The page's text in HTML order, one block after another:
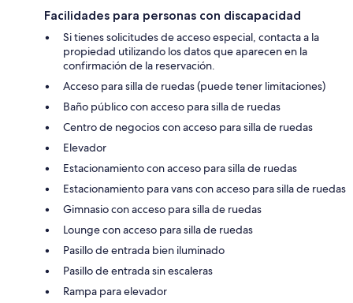
Facilidades para personas con discapacidad
Si tienes solicitudes de acceso especial, contacta a la
propiedad utilizando los datos que aparecen en la
confirmación de la reservación.
Acceso para silla de ruedas (puede tener limitaciones)
Baño público con acceso para silla de ruedas
Centro de negocios con acceso para silla de ruedas
Elevador
Estacionamiento con acceso para silla de ruedas
Estacionamiento para vans con acceso para silla de ruedas
Gimnasio con acceso para silla de ruedas
Lounge con acceso para silla de ruedas
Pasillo de entrada bien iluminado
Pasillo de entrada sin escaleras
Rampa para elevador